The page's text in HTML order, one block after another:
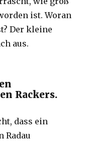
ist. Woran
Der kleine
aus.
Rackers.
dass ein
Radau